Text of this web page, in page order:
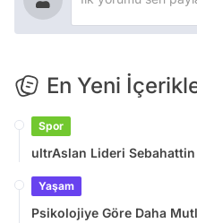
En Yeni
Spor
ultrAslan Lideri Sebahattin
Yaşam
Psikolojiye Göre Daha